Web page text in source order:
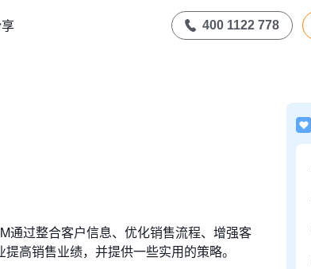
400 1122 778
通过整合客户信息、优化销售流程、增强客
高销售业绩，并提供一些实用的策略。